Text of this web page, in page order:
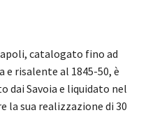
catalogato fino ad
risalente al 1845-50, è
dai Savoia e liquidato nel
la sua realizzazione di 30